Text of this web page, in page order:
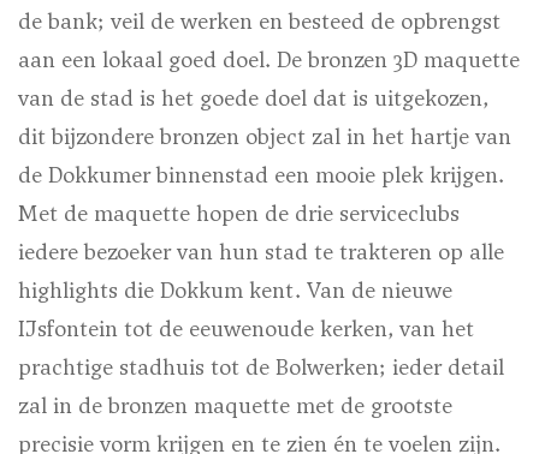
de bank; veil de werken en besteed de opbrengst
aan een lokaal goed doel. De bronzen 3D maquette
van de stad is het goede doel dat is uitgekozen,
dit bijzondere bronzen object zal in het hartje van
de Dokkumer binnenstad een mooie plek krijgen.
Met de maquette hopen de drie serviceclubs
iedere bezoeker van hun stad te trakteren op alle
highlights die Dokkum kent. Van de nieuwe
IJsfontein tot de eeuwenoude kerken, van het
prachtige stadhuis tot de Bolwerken; ieder detail
zal in de bronzen maquette met de grootste
precisie vorm krijgen en te zien én te voelen zijn.